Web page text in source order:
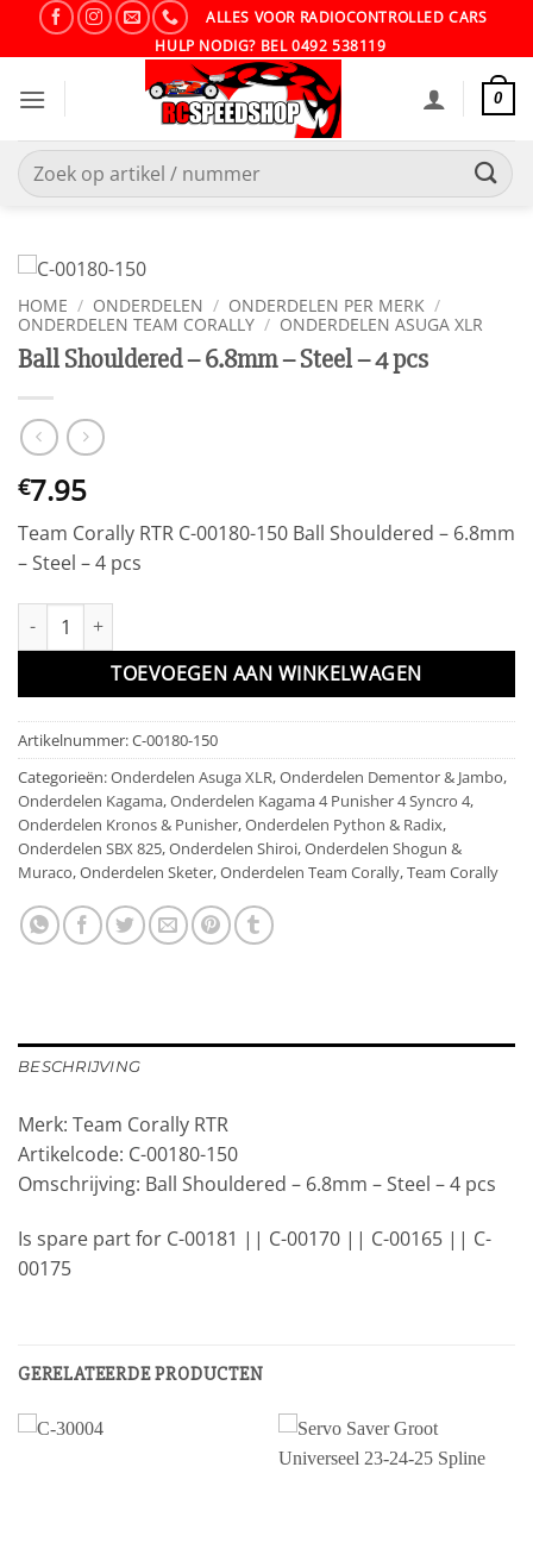
ALLES VOOR RADIOCONTROLLED CARS
HULP NODIG? BEL 0492 538119
0
Zoeken
naar:
HOME / ONDERDELEN / ONDERDELEN PER MERK /
ONDERDELEN TEAM CORALLY / ONDERDELEN ASUGA XLR
Ball Shouldered – 6.8mm – Steel – 4 pcs
€7.95
Team Corally RTR C-00180-150 Ball Shouldered – 6.8mm
– Steel – 4 pcs
Ball Shouldered - 6.8mm - Steel - 4 pcs aantal
TOEVOEGEN AAN WINKELWAGEN
Artikelnummer:C-00180-150
Categorieën:Onderdelen Asuga XLR,Onderdelen Dementor & Jambo,
Onderdelen Kagama,Onderdelen Kagama 4 Punisher 4 Syncro 4,
Onderdelen Kronos & Punisher,Onderdelen Python & Radix,
Onderdelen SBX 825,Onderdelen Shiroi,Onderdelen Shogun &
Muraco,Onderdelen Sketer,Onderdelen Team Corally,Team Corally
BESCHRIJVING
Merk: Team Corally RTR
Artikelcode: C-00180-150
Omschrijving: Ball Shouldered – 6.8mm – Steel – 4 pcs
Is spare part for C-00181 || C-00170 || C-00165 || C-
00175
GERELATEERDE PRODUCTEN